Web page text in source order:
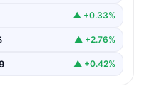
▲ +0.33%
▲ +2.76%
▲ +0.42%